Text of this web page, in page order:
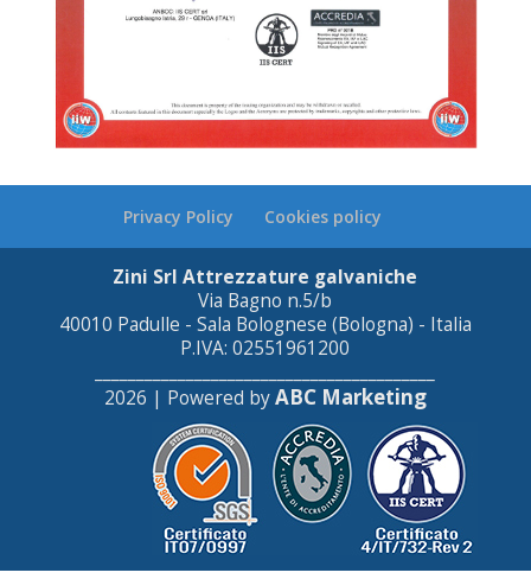
Privacy Policy Cookies policy
Zini Srl Attrezzature galvaniche
Via Bagno n.5/b
40010 Padulle - Sala Bolognese (Bologna) - Italia
P.IVA: 02551961200
2026 | Powered byABC Marketing